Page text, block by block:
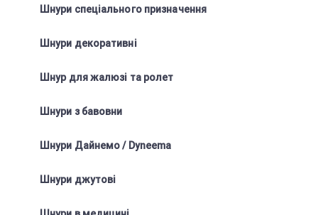
Шнури спеціального призначення
Шнури декоративні
Шнур для жалюзі та ролет
Шнури з бавовни
Шнури Дайнемо / Dyneema
Шнури джутові